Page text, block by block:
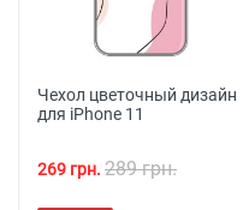
Чехол цветочный дизайн
для iPhone 11
269 грн. 289 грн.